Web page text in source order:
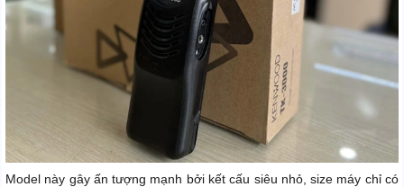
Model này gây ấn tượng mạnh bởi kết cấu siêu nhỏ, size máy chỉ có